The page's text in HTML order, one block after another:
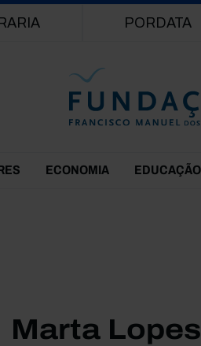
PORDATA
ECONOMIA EDUCAÇÃO
Marta Lopes